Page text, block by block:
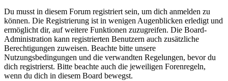
Du musst in diesem Forum registriert sein, um dich anmelden zu
können. Die Registrierung ist in wenigen Augenblicken erledigt und
ermöglicht dir, auf weitere Funktionen zuzugreifen. Die Board-
Administration kann registrierten Benutzern auch zusätzliche
Berechtigungen zuweisen. Beachte bitte unsere
Nutzungsbedingungen und die verwandten Regelungen, bevor du
dich registrierst. Bitte beachte auch die jeweiligen Forenregeln,
wenn du dich in diesem Board bewegst.